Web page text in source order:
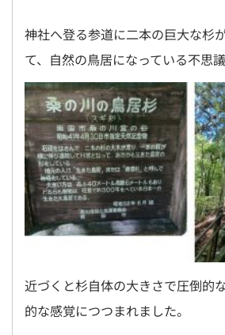
神社へ登る参道に二本の巨大な杉
て、自然の鳥居になっている不思
近づくと杉自体の大きさで圧倒的
的な感覚につつまれました。